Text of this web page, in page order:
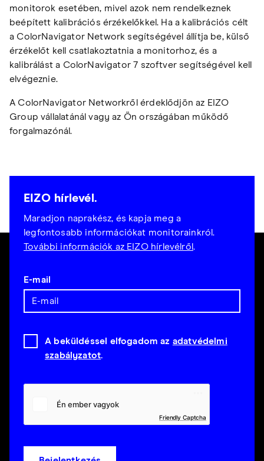
monitorok esetében, mivel azok nem rendelkeznek
beépített kalibrációs érzékelőkkel. Ha a kalibrációs célt
a ColorNavigator Network segítségével állítja be, külső
érzékelőt kell csatlakoztatnia a monitorhoz, és a
kalibrálást a ColorNavigator 7 szoftver segítségével kell
elvégeznie.
A ColorNavigator Networkről érdeklődjön az EIZO
Group vállalatánál vagy az Ön országában működő
forgalmazónál.
EIZO hírlevél.
Maradjon naprakész, és kapja meg a
legfontosabb információkat monitorainkról.
További információk az EIZO hírlevélről.
E-mail
A beküldéssel elfogadom az adatvédelmi
szabályzatot.
Friendly Captcha